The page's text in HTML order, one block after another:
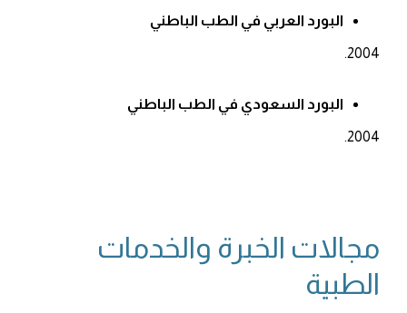
البورد العربي في الطب الباطني
2004.
البورد السعودي في الطب الباطني
2004.
مجالات الخبرة والخدمات
الطبية